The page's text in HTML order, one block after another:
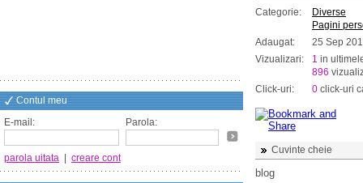
Contul meu
E-mail:
Parola:
parola uitata creare cont
Categorie:
Diverse
Pagini
Adaugat:
25 Sep
Vizualizari:
1 in
896
Click-uri:
0 click-uri
Cuvinte cheie
blog